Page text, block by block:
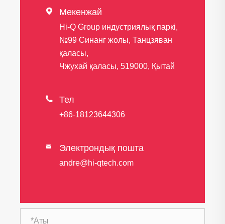
 Мекенжай
Hi-Q Group индустриялық паркі,
№99 Синанг жолы, Танцзяван
қаласы,
Чжухай қаласы, 519000, Қытай
 Тел
+86-18123644306
 Электрондық пошта
andre@hi-qtech.com